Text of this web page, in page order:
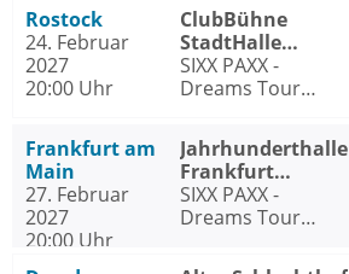
Rostock
24. Februar
2027
20:00 Uhr
ClubBühne
StadtHalle
Rostock
SIXX PAXX -
Dreams Tour
Frankfurt am
Main
27. Februar
2027
20:00 Uhr
Jahrhunderthalle
Frankfurt
Frankfurt am
Main
SIXX PAXX -
Dreams Tour